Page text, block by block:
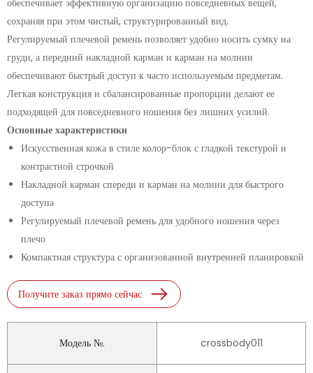
обеспечивает эффективную организацию повседневных вещей,
сохраняя при этом чистый, структурированный вид.
Регулируемый плечевой ремень позволяет удобно носить сумку на
груди, а передний накладной карман и карман на молнии
обеспечивают быстрый доступ к часто используемым предметам.
Легкая конструкция и сбалансированные пропорции делают ее
подходящей для повседневного ношения без лишних усилий.
Основные характеристики
Искусственная кожа в стиле колор-блок с гладкой текстурой и
контрастной строчкой
Накладной карман спереди и карман на молнии для быстрого
доступа
Регулируемый плечевой ремень для удобного ношения через
плечо
Компактная структура с организованной внутренней планировкой
Получите заказ прямо сейчас
Модель №. crossbody011